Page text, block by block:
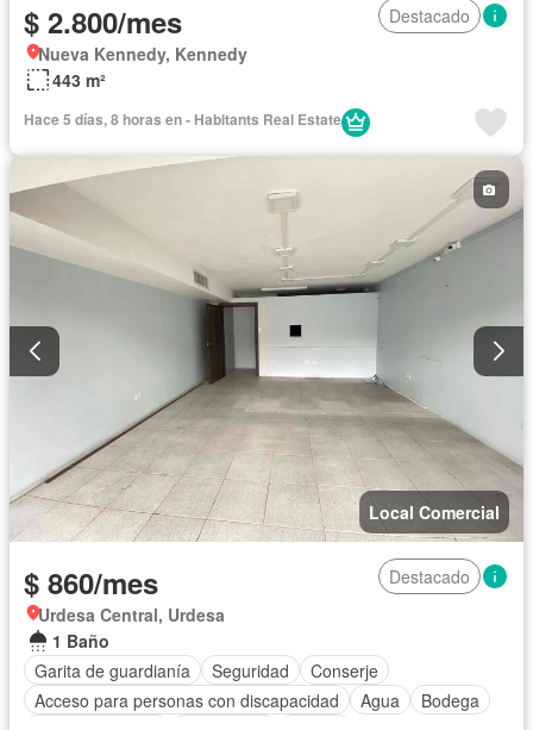
$ 2.800/mes
Destacado
Nueva Kennedy, Kennedy
443 m²
Hace 5 días, 8 horas en - Habitants Real Estate
Local Comercial
$ 860/mes
Destacado
Urdesa Central, Urdesa
1 Baño
Garita de guardianía
Seguridad
Conserje
Acceso para personas con discapacidad
Agua
Bodega